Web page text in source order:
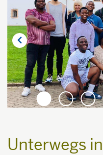
2 3
Unterwegs